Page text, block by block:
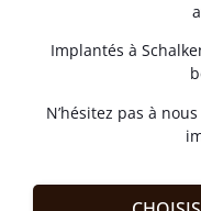
Implantés à
N’hésitez pas à